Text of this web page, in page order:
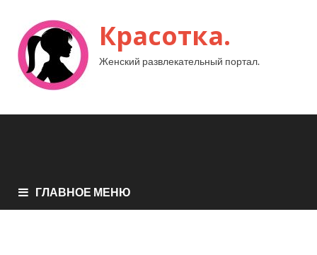
Красотка.
Женский развлекательный портал.
ГЛАВНОЕ МЕНЮ